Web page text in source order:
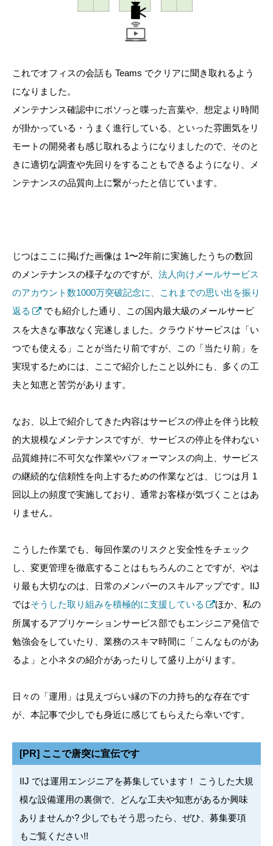
これでオフィスの会話も Teams でクリアに聞き取れるよう
になりました。
メンテナンス確認中にボソっと喋った言葉や、想定より時間
が掛かっている・うまく進行している、といった雰囲気をリ
モートの開発者も感じ取れるようになりましたので、そのと
きに適切な調査や先回りをすることもできるようになり、メ
ンテナンスの品質向上に繋がったと信じています。
じつはここに掲げた画像は 1〜2年前に実施したうちの数回
のメンテナンスの様子なのですが、 法人向けメールサービス
のアカウント数1000万突破記念に、これまでの思い出を振り
返る
でも紹介した通り、この国内最大級のメールサービ
スを大きな事故なく完遂しました。クラウドサービスは「い
つでも使える」ことが当たり前ですが、この「当たり前」を
実現するためには、ここで紹介したこと以外にも、多くの工
夫と知恵と苦労があります。
なお、以上で紹介してきた内容はサービスの停止を伴う比較
的大規模なメンテナンスですが、サービスの停止を伴わない
品質維持に不可欠な作業やパフォーマンスの向上、サービス
の継続的な信頼性を向上するための作業などは、じつは月 1
回以上の頻度で実施しており、通常お客様が気づくことはあ
りません。
こうした作業でも、毎回作業のリスクと安全性をチェック
し、変更管理を徹底することはもちろんのことですが、やは
り最も大切なのは、日常のメンバーのスキルアップです。IIJ
ではそうした取り組みを積極的に支援している
ほか、私の
所属するアプリケーションサービス部でもエンジニア発信で
勉強会をしていたり、業務のスキマ時間に「こんなものがあ
るよ」と小ネタの紹介があったりして盛り上がります。
日々の「運用」は見えづらい縁の下の力持ち的な存在です
が、本記事で少しでも身近に感じてもらえたら幸いです。
[PR] ここで唐突に宣伝です
IIJ では運用エンジニアを募集しています！ こうした大規
模な設備運用の裏側で、どんな工夫や知恵があるか興味
ありませんか? 少しでもそう思ったら、ぜひ、募集要項
もご覧ください!!